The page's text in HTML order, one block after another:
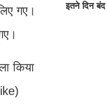
गए।
किया
इतने दिन